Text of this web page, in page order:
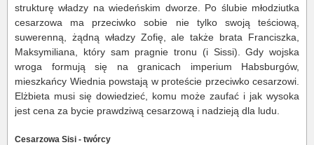
strukturę władzy na wiedeńskim dworze. Po ślubie młodziutka
cesarzowa ma przeciwko sobie nie tylko swoją teściową,
suwerenną, żądną władzy Zofię, ale także brata Franciszka,
Maksymiliana, który sam pragnie tronu (i Sissi). Gdy wojska
wroga formują się na granicach imperium Habsburgów,
mieszkańcy Wiednia powstają w proteście przeciwko cesarzowi.
Elżbieta musi się dowiedzieć, komu może zaufać i jak wysoka
jest cena za bycie prawdziwą cesarzową i nadzieją dla ludu.
Cesarzowa Sisi - twórcy